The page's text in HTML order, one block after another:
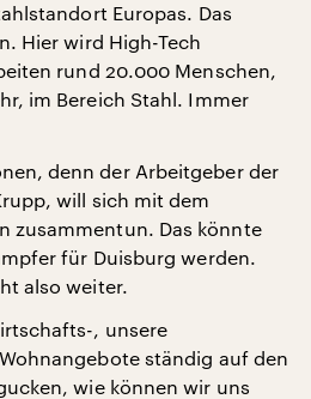
Europas. Das
Hier wird High-Tech
rund 20.000 Menschen,
im Bereich Stahl. Immer
denn der Arbeitgeber der
will sich mit dem
zusammentun. Das könnte
für Duisburg werden.
also weiter.
, unsere
ständig auf den
wie können wir uns